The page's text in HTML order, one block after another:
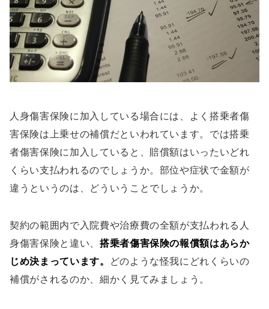
人身傷害保険に加入している場合には、よく搭乗者傷
害保険は上乗せの補償だといわれています。では搭乗
者傷害保険に加入していると、賠償額はいったいどれ
くらい支払われるのでしょうか。部位や症状で金額が
違うというのは、どういうことでしょうか。
契約の範囲内で入院費や治療費の全額が支払われる人
身傷害保険と違い、 搭乗者傷害保険の報償額はあらか
じめ決まっています。
どのような怪我にどれくらいの
補償がされるのか、細かく見てみましょう。